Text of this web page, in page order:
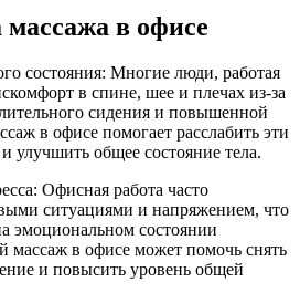
в офисе
состояния: Многие люди, работая
в спине, шее и плечах из-за
сидения и повышенной
в офисе помогает расслабить эти
улучшить общее состояние тела.
Офисная работа часто
ситуациями и напряжением, что
эмоциональном состоянии
массаж в офисе может помочь снять
и повысить уровень общей